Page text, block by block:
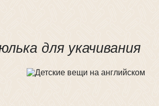
для укачивания